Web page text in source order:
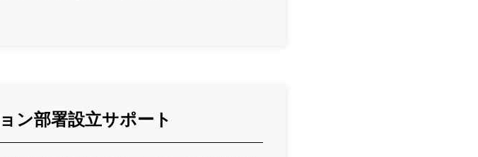
ン部署設立サポート